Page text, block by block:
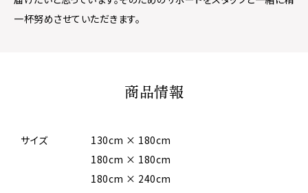
一杯努めさせていただきます。
商品情報
サイズ
130cm × 180cm
180cm × 180cm
180cm × 240cm